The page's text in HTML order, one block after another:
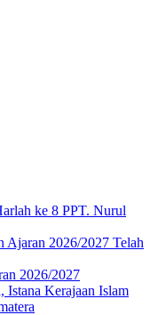
ke 8 PPT. Nurul
2026/2027 Telah
2026/2027
Istana Kerajaan Islam